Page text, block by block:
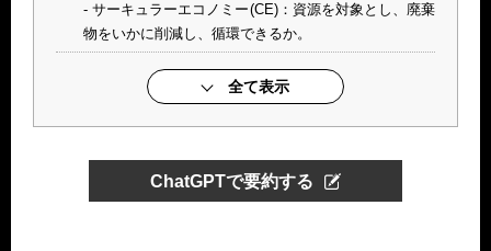
サーキュラーエコノミー(CE)：資源を対象とし、廃棄
物をいかに削減し、循環できるか。
全て表示
ChatGPTで要約する